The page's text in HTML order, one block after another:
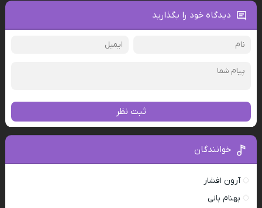
دیدگاه خود را بگذارید
ثبت نظر
خوانندگان
آرون افشار
بهنام بانی